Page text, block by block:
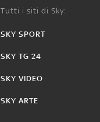
Tutti i siti di Sky:
SKY SPORT
SKY TG 24
SKY VIDEO
SKY ARTE